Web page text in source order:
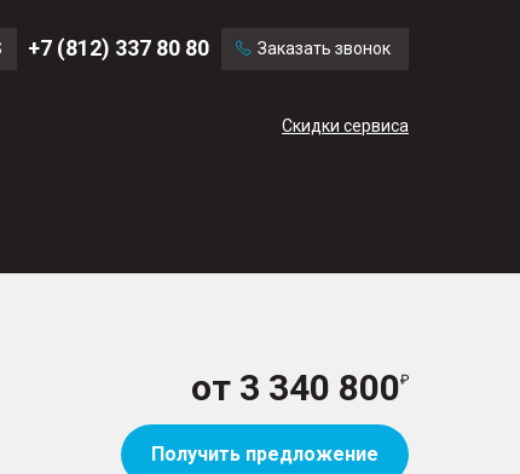
+7 (812) 337 80 80 Заказать звонок
Скидки сервиса
от 3 340 800
Получить предложение